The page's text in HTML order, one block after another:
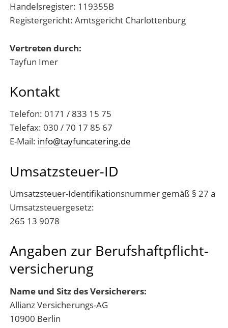
Handelsregister: 119355B
Registergericht: Amtsgericht Charlottenburg
Vertreten durch:
Tayfun Imer
Kontakt
Telefon: 0171 / 833 15 75
Telefax: 030 / 70 17 85 67
E-Mail: info@tayfuncatering.de
Umsatzsteuer-ID
Umsatzsteuer-Identifikationsnummer gemäß § 27 a
Umsatzsteuergesetz:
265 13 9078
Angaben zur Berufs­haftpflicht­
versicherung
Name und Sitz des Versicherers:
Allianz Versicherungs-AG
10900 Berlin